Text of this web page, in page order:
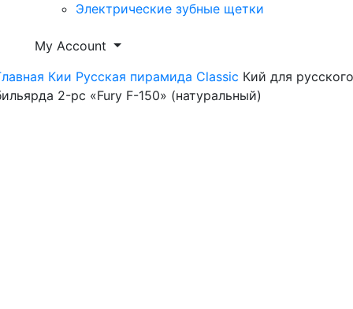
Электрические зубные щетки
My Account
Кии Русская пирамида Classic Кий для русского
2-pc «Fury F-150» (натуральный)